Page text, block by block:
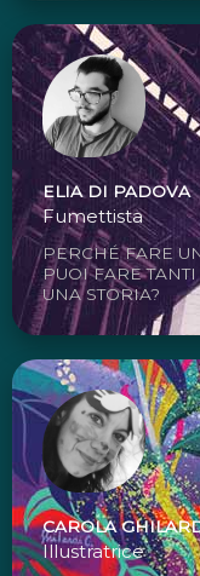
ELIA DI PADOVA
Fumettista
PERCHÉ FARE
PUOI FARE
UNA STORIA?
CAROLA
Illustratrice